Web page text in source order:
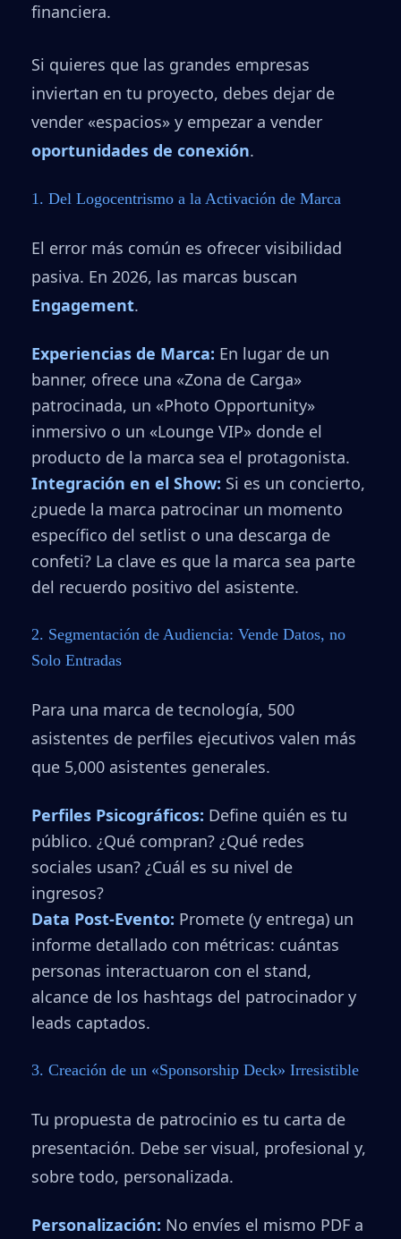
financiera.
Si quieres que las grandes empresas
inviertan en tu proyecto, debes dejar de
vender «espacios» y empezar a vender
oportunidades de conexión.
1. Del Logocentrismo a la Activación de Marca
El error más común es ofrecer visibilidad
pasiva. En 2026, las marcas buscan
Engagement.
Experiencias de Marca: En lugar de un
banner, ofrece una «Zona de Carga»
patrocinada, un «Photo Opportunity»
inmersivo o un «Lounge VIP» donde el
producto de la marca sea el protagonista.
Integración en el Show: Si es un concierto,
¿puede la marca patrocinar un momento
específico del setlist o una descarga de
confeti? La clave es que la marca sea parte
del recuerdo positivo del asistente.
2. Segmentación de Audiencia: Vende Datos, no
Solo Entradas
Para una marca de tecnología, 500
asistentes de perfiles ejecutivos valen más
que 5,000 asistentes generales.
Perfiles Psicográficos: Define quién es tu
público. ¿Qué compran? ¿Qué redes
sociales usan? ¿Cuál es su nivel de
ingresos?
Data Post-Evento: Promete (y entrega) un
informe detallado con métricas: cuántas
personas interactuaron con el stand,
alcance de los hashtags del patrocinador y
leads captados.
3. Creación de un «Sponsorship Deck» Irresistible
Tu propuesta de patrocinio es tu carta de
presentación. Debe ser visual, profesional y,
sobre todo, personalizada.
Personalización: No envíes el mismo PDF a